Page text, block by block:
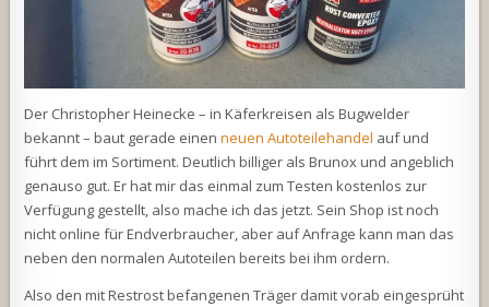
Der Christopher Heinecke – in Käferkreisen als Bugwelder
bekannt – baut gerade einenneuen Autoteilehandel auf und
führt dem im Sortiment. Deutlich billiger als Brunox und angeblich
genauso gut. Er hat mir das einmal zum Testen kostenlos zur
Verfügung gestellt, also mache ich das jetzt. Sein Shop ist noch
nicht online für Endverbraucher, aber auf Anfrage kann man das
neben den normalen Autoteilen bereits bei ihm ordern.
Also den mit Restrost befangenen Träger damit vorab eingesprüht